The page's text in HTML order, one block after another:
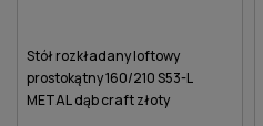
Stół rozkładany loftowy
prostokątny 160/210 S53-L
METAL dąb craft złoty